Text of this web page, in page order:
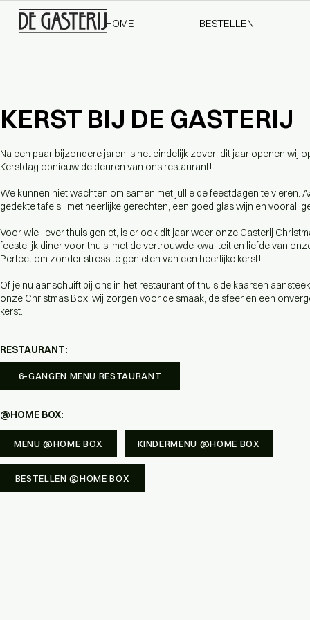
HOME BESTELLEN
KERST BIJ DE GASTERIJ
Na een paar bijzondere jaren is het eindelijk zover: dit jaar openen wij
Kerstdag opnieuw de deuren van ons restaurant!
We kunnen niet wachten om samen met jullie de feestdagen te vieren.
gedekte tafels, met heerlijke gerechten, een goed glas wijn en vooral:
Voor wie liever thuis geniet, is er ook dit jaar weer onze Gasterij
feestelijk diner voor thuis, met de vertrouwde kwaliteit en liefde van
Perfect om zonder stress te genieten van een heerlijke kerst!
Of je nu aanschuift bij ons in het restaurant of thuis de kaarsen
onze Christmas Box, wij zorgen voor de smaak, de sfeer en een
kerst.
RESTAURANT:
6-GANGEN MENU RESTAURANT
@HOME BOX:
MENU @HOME BOX KINDERMENU @HOME BOX
BESTELLEN @HOME BOX